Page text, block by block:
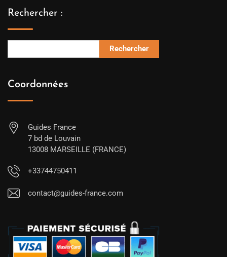
Rechercher :
Rechercher
Coordonnées
Guides France
7 bd de Louvain
13008 MARSEILLE (FRANCE)
+33744750411
contact@guides-france.com